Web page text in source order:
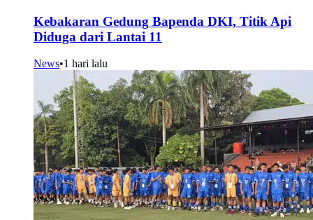
Kebakaran Gedung Bapenda DKI, Titik Api
Diduga dari Lantai 11
News•1 hari lalu